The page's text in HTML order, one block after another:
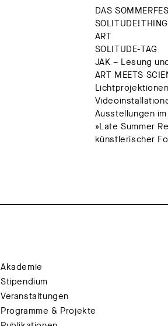
DAS
ART
SOLITUDE-TAG
JAK – Lesung
ART MEETS
Ausstellungen
»Late Summer
künstlerischer
Akademie
Stipendium
Veranstaltungen
Programme & Projekte